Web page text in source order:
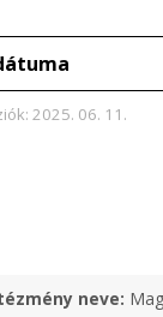
2025. 06. 11.
neve: